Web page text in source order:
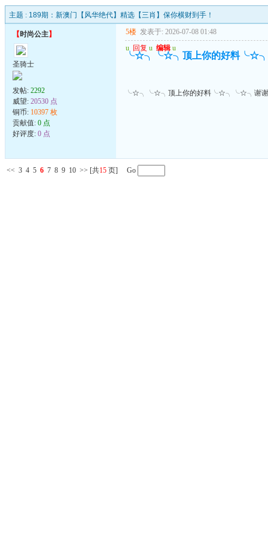
主题 : 189期：新澳门【风华绝代】精选【三肖】保你横财到手！
【时尚公主】
圣骑士
发帖: 2292
威望: 20530 点
铜币: 10397 枚
贡献值: 0 点
好评度: 0 点
5楼 发表于: 2026-07-08 01:48
u 回复 u 编辑 u
╰☆╮╰☆╮顶上你的好料
╰☆╮╰☆╮顶上你的好料╰☆╮╰☆╮谢
<< 3 4 5 6 7 8 9 10 >> [共15 页] Go